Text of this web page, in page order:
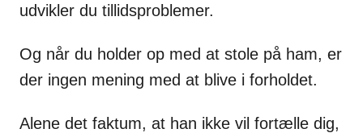
udvikler du tillidsproblemer.
Og når du holder op med at stole på ham, er
der ingen mening med at blive i forholdet.
Alene det faktum, at han ikke vil fortælle dig,